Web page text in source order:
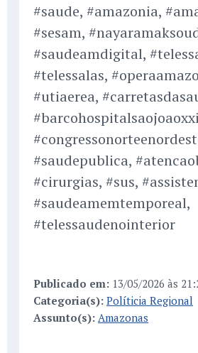
#saude, #amazonia,
#sesam,
#saudeamdigital,
#telessalas,
#utiaerea,
#saudepublica,
#cirurgias, #sus,
#saudeamemtemporeal,
#telessaudenointerior
Publicado em: 13/05/2026 às
Categoria(s): Políticia Regional
Assunto(s): Amazonas